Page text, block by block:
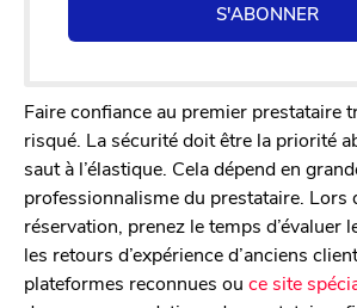
S'ABONNER
Faire confiance au premier prestataire
risqué. La sécurité doit être la priorité
saut à l’élastique. Cela dépend en
professionnalisme du prestataire. Lors
réservation, prenez le temps d’évaluer
les retours d’expérience d’anciens
plateformes reconnues ou ce site